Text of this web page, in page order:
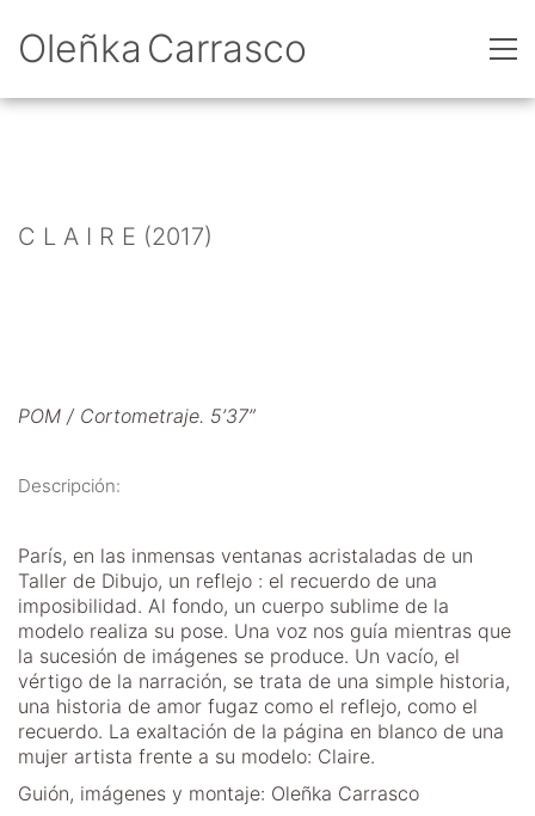
Oleñka Carrasco
C L A I R E (2017)
POM / Cortometraje. 5’37”
Descripción:
París, en las inmensas ventanas acristaladas de un
Taller de Dibujo, un reflejo : el recuerdo de una
imposibilidad. Al fondo, un cuerpo sublime de la
modelo realiza su pose. Una voz nos guía mientras que
la sucesión de imágenes se produce. Un vacío, el
vértigo de la narración, se trata de una simple historia,
una historia de amor fugaz como el reflejo, como el
recuerdo. La exaltación de la página en blanco de una
mujer artista frente a su modelo: Claire.
Guión, imágenes y montaje: Oleñka Carrasco